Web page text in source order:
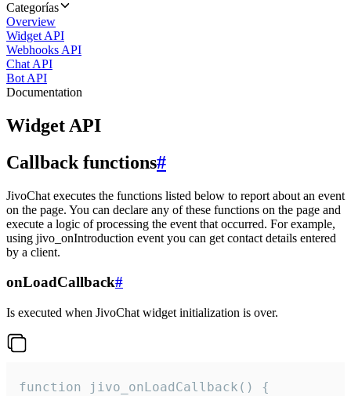
Categorías
Overview
Widget API
Webhooks API
Chat API
Bot API
Documentation
Widget API
Callback functions#
JivoChat executes the functions listed below to report about an event
on the page. You can declare any of these functions on the page and
execute a logic of processing the event that occurred. For example,
using jivo_onIntroduction event you can get contact details entered
by a client.
onLoadCallback#
Is executed when JivoChat widget initialization is over.
function jivo_onLoadCallback() {